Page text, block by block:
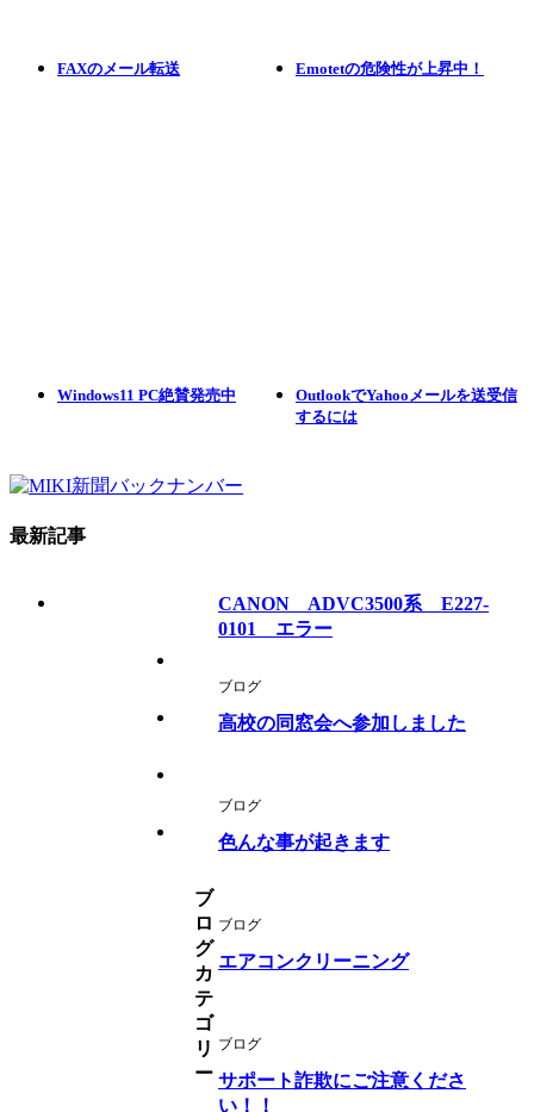
FAXのメール転送 Emotetの危険性が上昇中！
Windows11 PC絶賛発売中
OutlookでYahooメールを送受信
するには
最新記事
CANON ADVC3500系 E227-
0101 エラー
ブログ
高校の同窓会へ参加しました
ブログ
色んな事が起きます
ブログ
エアコンクリーニング
ブログ
サポート詐欺にご注意くださ
い！！
ブ
ロ
グ
カ
テ
ゴ
リ
ー